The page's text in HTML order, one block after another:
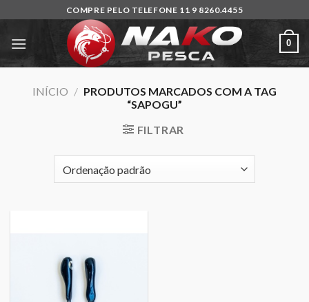
content
COMPRE PELO TELEFONE 11 9 8260.4455
0
INÍCIO / PRODUTOS MARCADOS COM A TAG
“SAPOGU”
FILTRAR